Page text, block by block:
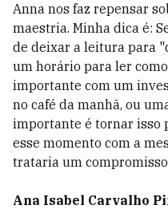
Anna nos faz repensar
maestria. Minha dica é:
de deixar a leitura para
um horário para ler
importante com um
no café da manhã, ou
importante é tornar isso
esse momento com a
trataria um
Ana Isabel Carvalho